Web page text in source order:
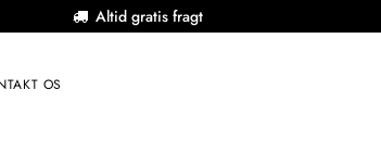
Altid gratis fragt
OS